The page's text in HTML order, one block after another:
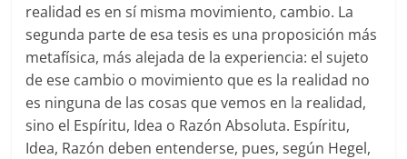
realidad es en sí misma movimiento, cambio. La
segunda parte de esa tesis es una proposición más
metafísica, más alejada de la experiencia: el sujeto
de ese cambio o movimiento que es la realidad no
es ninguna de las cosas que vemos en la realidad,
sino el Espíritu, Idea o Razón Absoluta. Espíritu,
Idea, Razón deben entenderse, pues, según Hegel,